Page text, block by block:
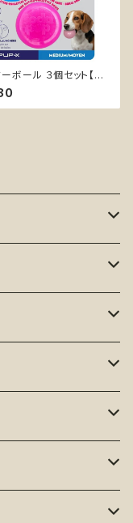
ーボール ３個セット【So
浮く 持ってこい エンリ
おやつ入れ可 ソフト
！